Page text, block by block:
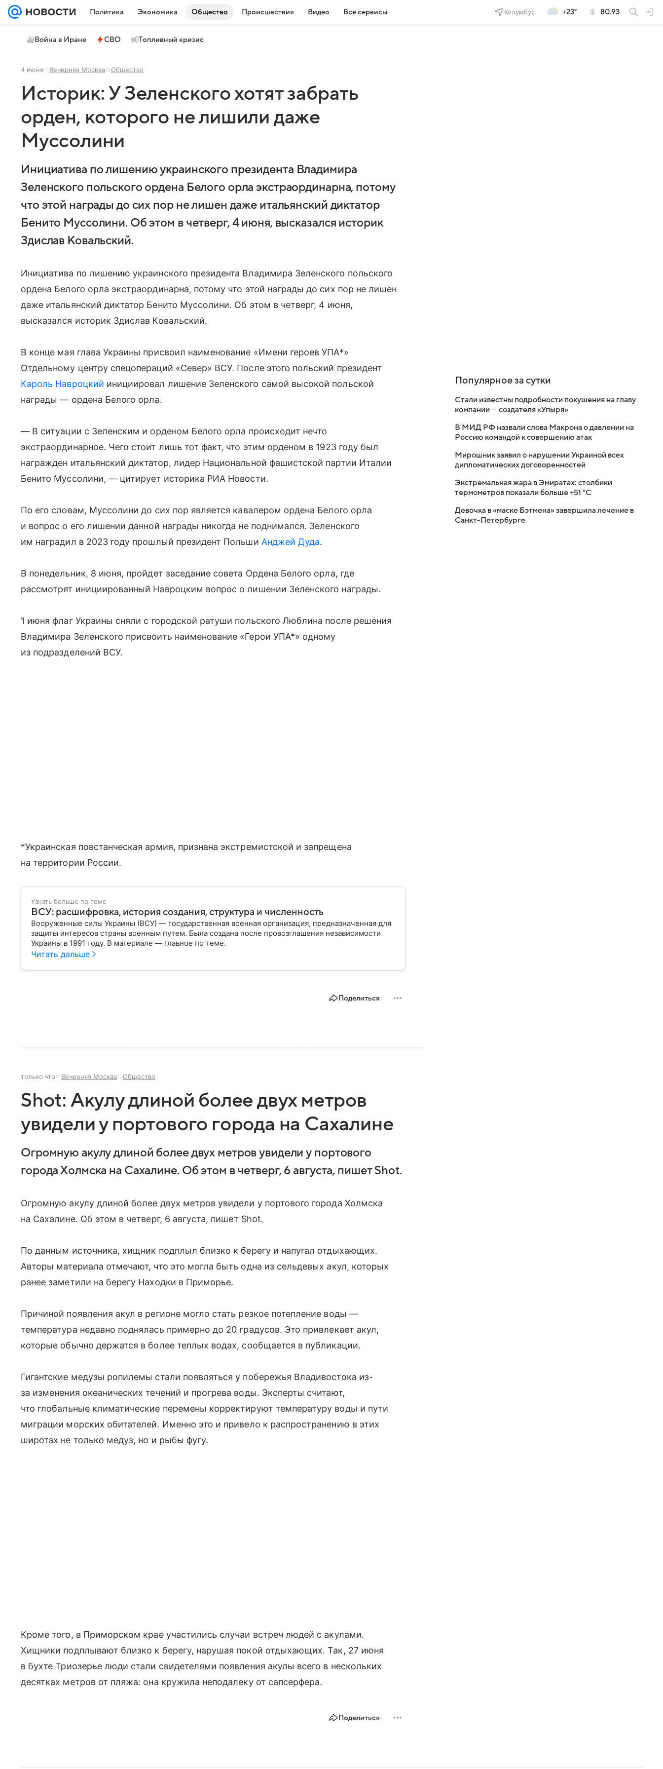
Политика Экономика Общество Происшествия Видео Все сервисы Колумбус +23° 80.93
Война в Иране СВО Топливный кризис
4 июня Вечерняя Москва Общество
Историк: У Зеленского хотят забрать
орден, которого не лишили даже
Муссолини
Инициатива по лишению украинского президента Владимира
Зеленского польского ордена Белого орла экстраординарна, потому
что этой награды до сих пор не лишен даже итальянский диктатор
Бенито Муссолини. Об этом в четверг, 4 июня, высказался историк
Здислав Ковальский.
Инициатива по лишению украинского президента Владимира Зеленского польского
ордена Белого орла экстраординарна, потому что этой награды до сих пор не лишен
даже итальянский диктатор Бенито Муссолини. Об этом в четверг, 4 июня,
высказался историк Здислав Ковальский.
В конце мая глава Украины присвоил наименование «Имени героев УПА*»
Отдельному центру спецопераций «Север» ВСУ. После этого польский президент
Кароль Навроцкий инициировал лишение Зеленского самой высокой польской
награды — ордена Белого орла.
— В ситуации с Зеленским и орденом Белого орла происходит нечто
экстраординарное. Чего стоит лишь тот факт, что этим орденом в 1923 году был
награжден итальянский диктатор, лидер Национальной фашистской партии Италии
Бенито Муссолини, — цитирует историка РИА Новости.
По его словам, Муссолини до сих пор является кавалером ордена Белого орла
и вопрос о его лишении данной награды никогда не поднимался. Зеленского
им наградил в 2023 году прошлый президент Польши Анджей Дуда.
В понедельник, 8 июня, пройдет заседание совета Ордена Белого орла, где
рассмотрят инициированный Навроцким вопрос о лишении Зеленского награды.
1 июня флаг Украины сняли с городской ратуши польского Люблина после решения
Владимира Зеленского присвоить наименование «Герои УПА*» одному
из подразделений ВСУ.
*Украинская повстанческая армия, признана экстремистской и запрещена
на территории России.
Узнать больше по теме
ВСУ: расшифровка, история создания, структура и численность
Вооруженные силы Украины (ВСУ) — государственная военная организация, предназначенная для
защиты интересов страны военным путем. Была создана после провозглашения независимости
Украины в 1991 году. В материале — главное по теме.
Читать дальше
Поделиться
только что Вечерняя Москва Общество
Shot: Акулу длиной более двух метров
увидели у портового города на Сахалине
Огромную акулу длиной более двух метров увидели у портового
города Холмска на Сахалине. Об этом в четверг, 6 августа, пишет Shot.
Огромную акулу длиной более двух метров увидели у портового города Холмска
на Сахалине. Об этом в четверг, 6 августа, пишет Shot.
По данным источника, хищник подплыл близко к берегу и напугал отдыхающих.
Авторы материала отмечают, что это могла быть одна из сельдевых акул, которых
ранее заметили на берегу Находки в Приморье.
Причиной появления акул в регионе могло стать резкое потепление воды —
температура недавно поднялась примерно до 20 градусов. Это привлекает акул,
которые обычно держатся в более теплых водах, сообщается в публикации.
Гигантские медузы ропилемы стали появляться у побережья Владивостока из-
за изменения океанических течений и прогрева воды. Эксперты считают,
что глобальные климатические перемены корректируют температуру воды и пути
миграции морских обитателей. Именно это и привело к распространению в этих
широтах не только медуз, но и рыбы фугу.
Кроме того, в Приморском крае участились случаи встреч людей с акулами.
Хищники подплывают близко к берегу, нарушая покой отдыхающих. Так, 27 июня
в бухте Триозерье люди стали свидетелями появления акулы всего в нескольких
десятках метров от пляжа: она кружила неподалеку от сапсерфера.
Поделиться
Популярное за сутки
Стали известны подробности покушения на главу
компании — создателя «Упыря»
В МИД РФ назвали слова Макрона о давлении на
Россию командой к совершению атак
Мирошник заявил о нарушении Украиной всех
дипломатических договоренностей
Экстремальная жара в Эмиратах: столбики
термометров показали больше +51 °C
Девочка в «маске Бэтмена» завершила лечение в
Санкт-Петербурге